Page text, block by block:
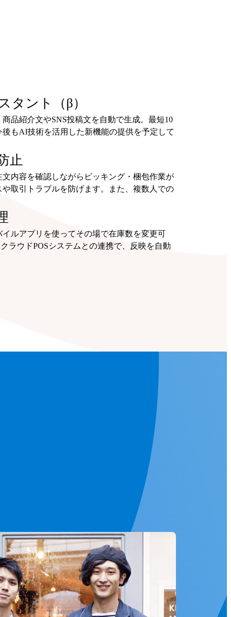
タント（β）
品紹介文やSNS投稿文を自動で生成。最短10
もAI技術を活用した新機能の提供を予定して
止
内容を確認しながらピッキング・梱包作業が
取引トラブルを防げます。また、複数人での
ルアプリを使ってその場で在庫数を変更可
ラウドPOSシステムとの連携で、反映を自動